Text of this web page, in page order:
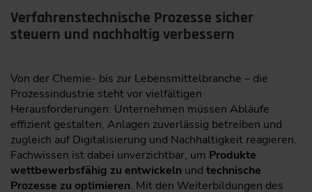
Verfahrenstechnische Prozesse sicher
steuern und nachhaltig verbessern
Von der Chemie- bis zur Lebensmittelbranche – die
Prozessindustrie steht vor vielfältigen
Herausforderungen: Unternehmen müssen Abläufe
effizient gestalten, Anlagen zuverlässig betreiben und
zugleich auf Digitalisierung und Nachhaltigkeit reagieren.
Fachwissen ist dabei unverzichtbar, um Produkte
wettbewerbsfähig zu entwickeln und technische
Prozesse zu optimieren. Mit den Weiterbildungen des